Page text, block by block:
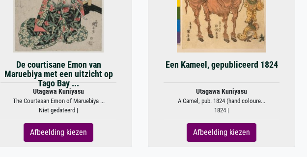
De courtisane Emon van
Maruebiya met een uitzicht op
Tago Bay ...
Utagawa Kuniyasu
The Courtesan Emon of Maruebiya ...
Niet gedateerd |
Afbeelding kiezen
Een Kameel, gepubliceerd 1824
Utagawa Kuniyasu
A Camel, pub. 1824 (hand coloure...
1824 |
Afbeelding kiezen